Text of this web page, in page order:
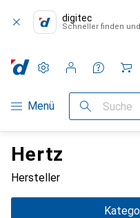
digitec
Schneller finden
Navigation nach Kategorien
Menü Suche
Einstellungen
Kundenkonto
Vergleichslisten
Merklisten
Warenkorb
Hertz
Hersteller